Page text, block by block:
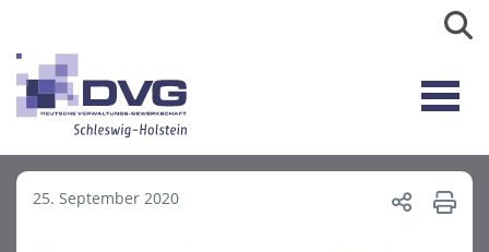
25. September 2020